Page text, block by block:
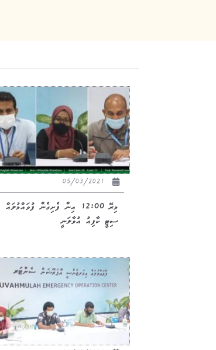
މިރޭ 12:00 އިން ފެށިގެން ފުވައްމުލައް
ސިޓީ ކާފިއު އުވާލަނީ